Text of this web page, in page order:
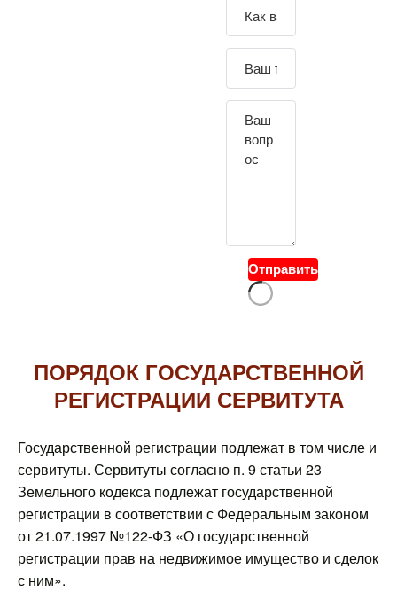
Отправить
ПОРЯДОК ГОСУДАРСТВЕННОЙ
РЕГИСТРАЦИИ СЕРВИТУТА
Государственной регистрации подлежат в том числе и
сервитуты. Сервитуты согласно п. 9 статьи 23
Земельного кодекса подлежат государственной
регистрации в соответствии с Федеральным законом
от 21.07.1997 №122-ФЗ «О государственной
регистрации прав на недвижимое имущество и сделок
с ним».